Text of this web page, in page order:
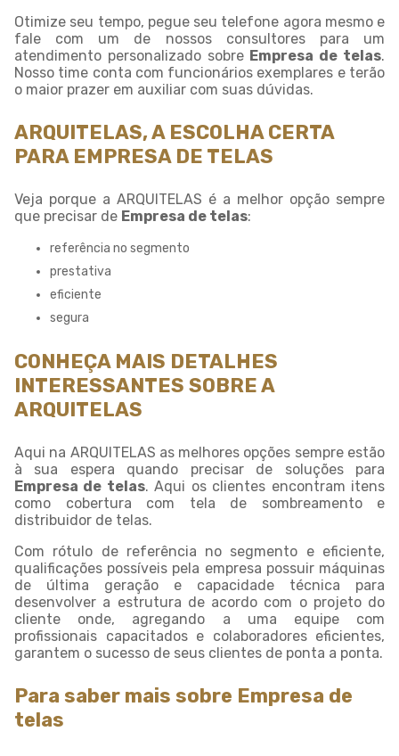
Otimize seu tempo, pegue seu telefone agora mesmo e
fale com um de nossos consultores para um
atendimento personalizado sobre Empresa de telas.
Nosso time conta com funcionários exemplares e terão
o maior prazer em auxiliar com suas dúvidas.
ARQUITELAS, A ESCOLHA CERTA
PARA EMPRESA DE TELAS
Veja porque a ARQUITELAS é a melhor opção sempre
que precisar de Empresa de telas:
referência no segmento
prestativa
eficiente
segura
CONHEÇA MAIS DETALHES
INTERESSANTES SOBRE A
ARQUITELAS
Aqui na ARQUITELAS as melhores opções sempre estão
à sua espera quando precisar de soluções para
Empresa de telas. Aqui os clientes encontram itens
como cobertura com tela de sombreamento e
distribuidor de telas.
Com rótulo de referência no segmento e eficiente,
qualificações possíveis pela empresa possuir máquinas
de última geração e capacidade técnica para
desenvolver a estrutura de acordo com o projeto do
cliente onde, agregando a uma equipe com
profissionais capacitados e colaboradores eficientes,
garantem o sucesso de seus clientes de ponta a ponta.
Para saber mais sobre Empresa de
telas